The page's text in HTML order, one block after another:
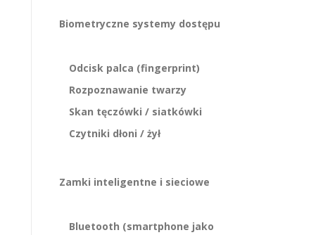
Biometryczne systemy dostępu
Odcisk palca (fingerprint)
Rozpoznawanie twarzy
Skan tęczówki / siatkówki
Czytniki dłoni / żył
Zamki inteligentne i sieciowe
Bluetooth (smartphone jako